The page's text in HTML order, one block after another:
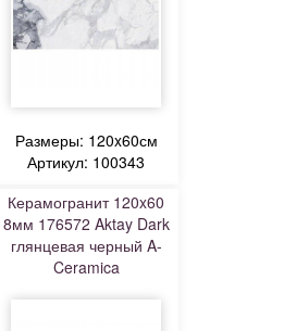
Размеры: 120x60см
Артикул: 100343
Керамогранит 120x60
8мм 176572 Aktay Dark
глянцевая черный A-
Ceramica